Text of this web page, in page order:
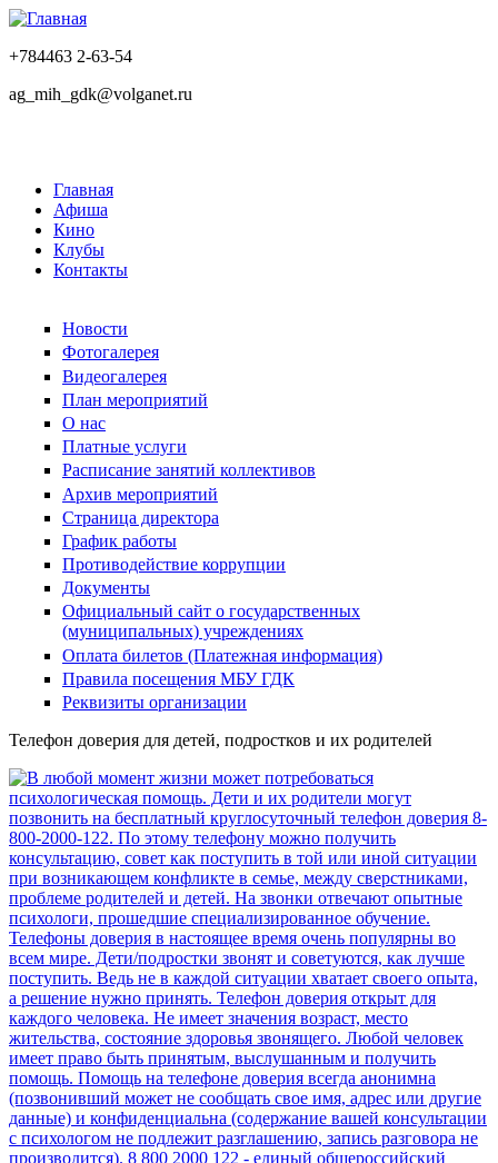
+784463 2-63-54
ag_mih_gdk@volganet.ru
Главная
Афиша
Кино
Клубы
Контакты
Новости
Фотогалерея
Видеогалерея
План мероприятий
О нас
Платные услуги
Расписание занятий коллективов
Архив мероприятий
Страница директора
График работы
Противодействие коррупции
Документы
Официальный сайт о государственных
(муниципальных) учреждениях
Оплата билетов (Платежная информация)
Правила посещения МБУ ГДК
Реквизиты организации
Телефон доверия для детей, подростков и их родителей